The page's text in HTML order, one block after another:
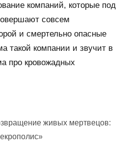
компаний, которые под
совсем
и смертельно опасные
такой компании и звучит в
про кровожадных
живых мертвецов: